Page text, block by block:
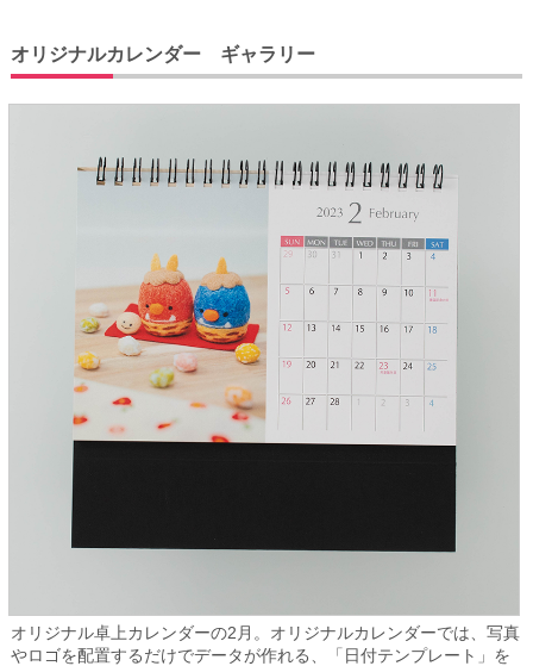
オリジナルカレンダー ギャラリー
オリジナル卓上カレンダーの2月。オリジナルカレンダーでは、写真
やロゴを配置するだけでデータが作れる、「日付テンプレート」を